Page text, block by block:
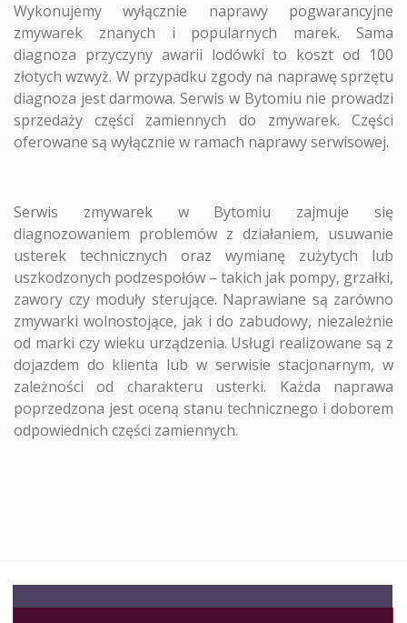
Wykonujemy wyłącznie naprawy pogwarancyjne
zmywarek znanych i popularnych marek. Sama
diagnoza przyczyny awarii lodówki to koszt od 100
złotych wzwyż. W przypadku zgody na naprawę sprzętu
diagnoza jest darmowa. Serwis w Bytomiu nie prowadzi
sprzedaży części zamiennych do zmywarek. Części
oferowane są wyłącznie w ramach naprawy serwisowej.
Serwis zmywarek w Bytomiu zajmuje się
diagnozowaniem problemów z działaniem, usuwanie
usterek technicznych oraz wymianę zużytych lub
uszkodzonych podzespołów – takich jak pompy, grzałki,
zawory czy moduły sterujące. Naprawiane są zarówno
zmywarki wolnostojące, jak i do zabudowy, niezależnie
od marki czy wieku urządzenia. Usługi realizowane są z
dojazdem do klienta lub w serwisie stacjonarnym, w
zależności od charakteru usterki. Każda naprawa
poprzedzona jest oceną stanu technicznego i doborem
odpowiednich części zamiennych.